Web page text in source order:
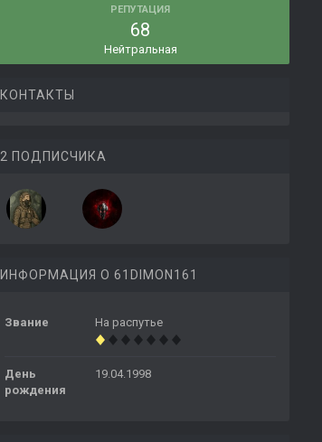
РЕПУТАЦИЯ
68
Нейтральная
КОНТАКТЫ
2 ПОДПИСЧИКА
ИНФОРМАЦИЯ О 61DIMON161
Звание На распутье
День
рождения
19.04.1998